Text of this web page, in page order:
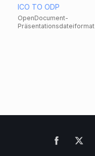
ICO TO ODP
OpenDocument-
Präsentationsdateiformat